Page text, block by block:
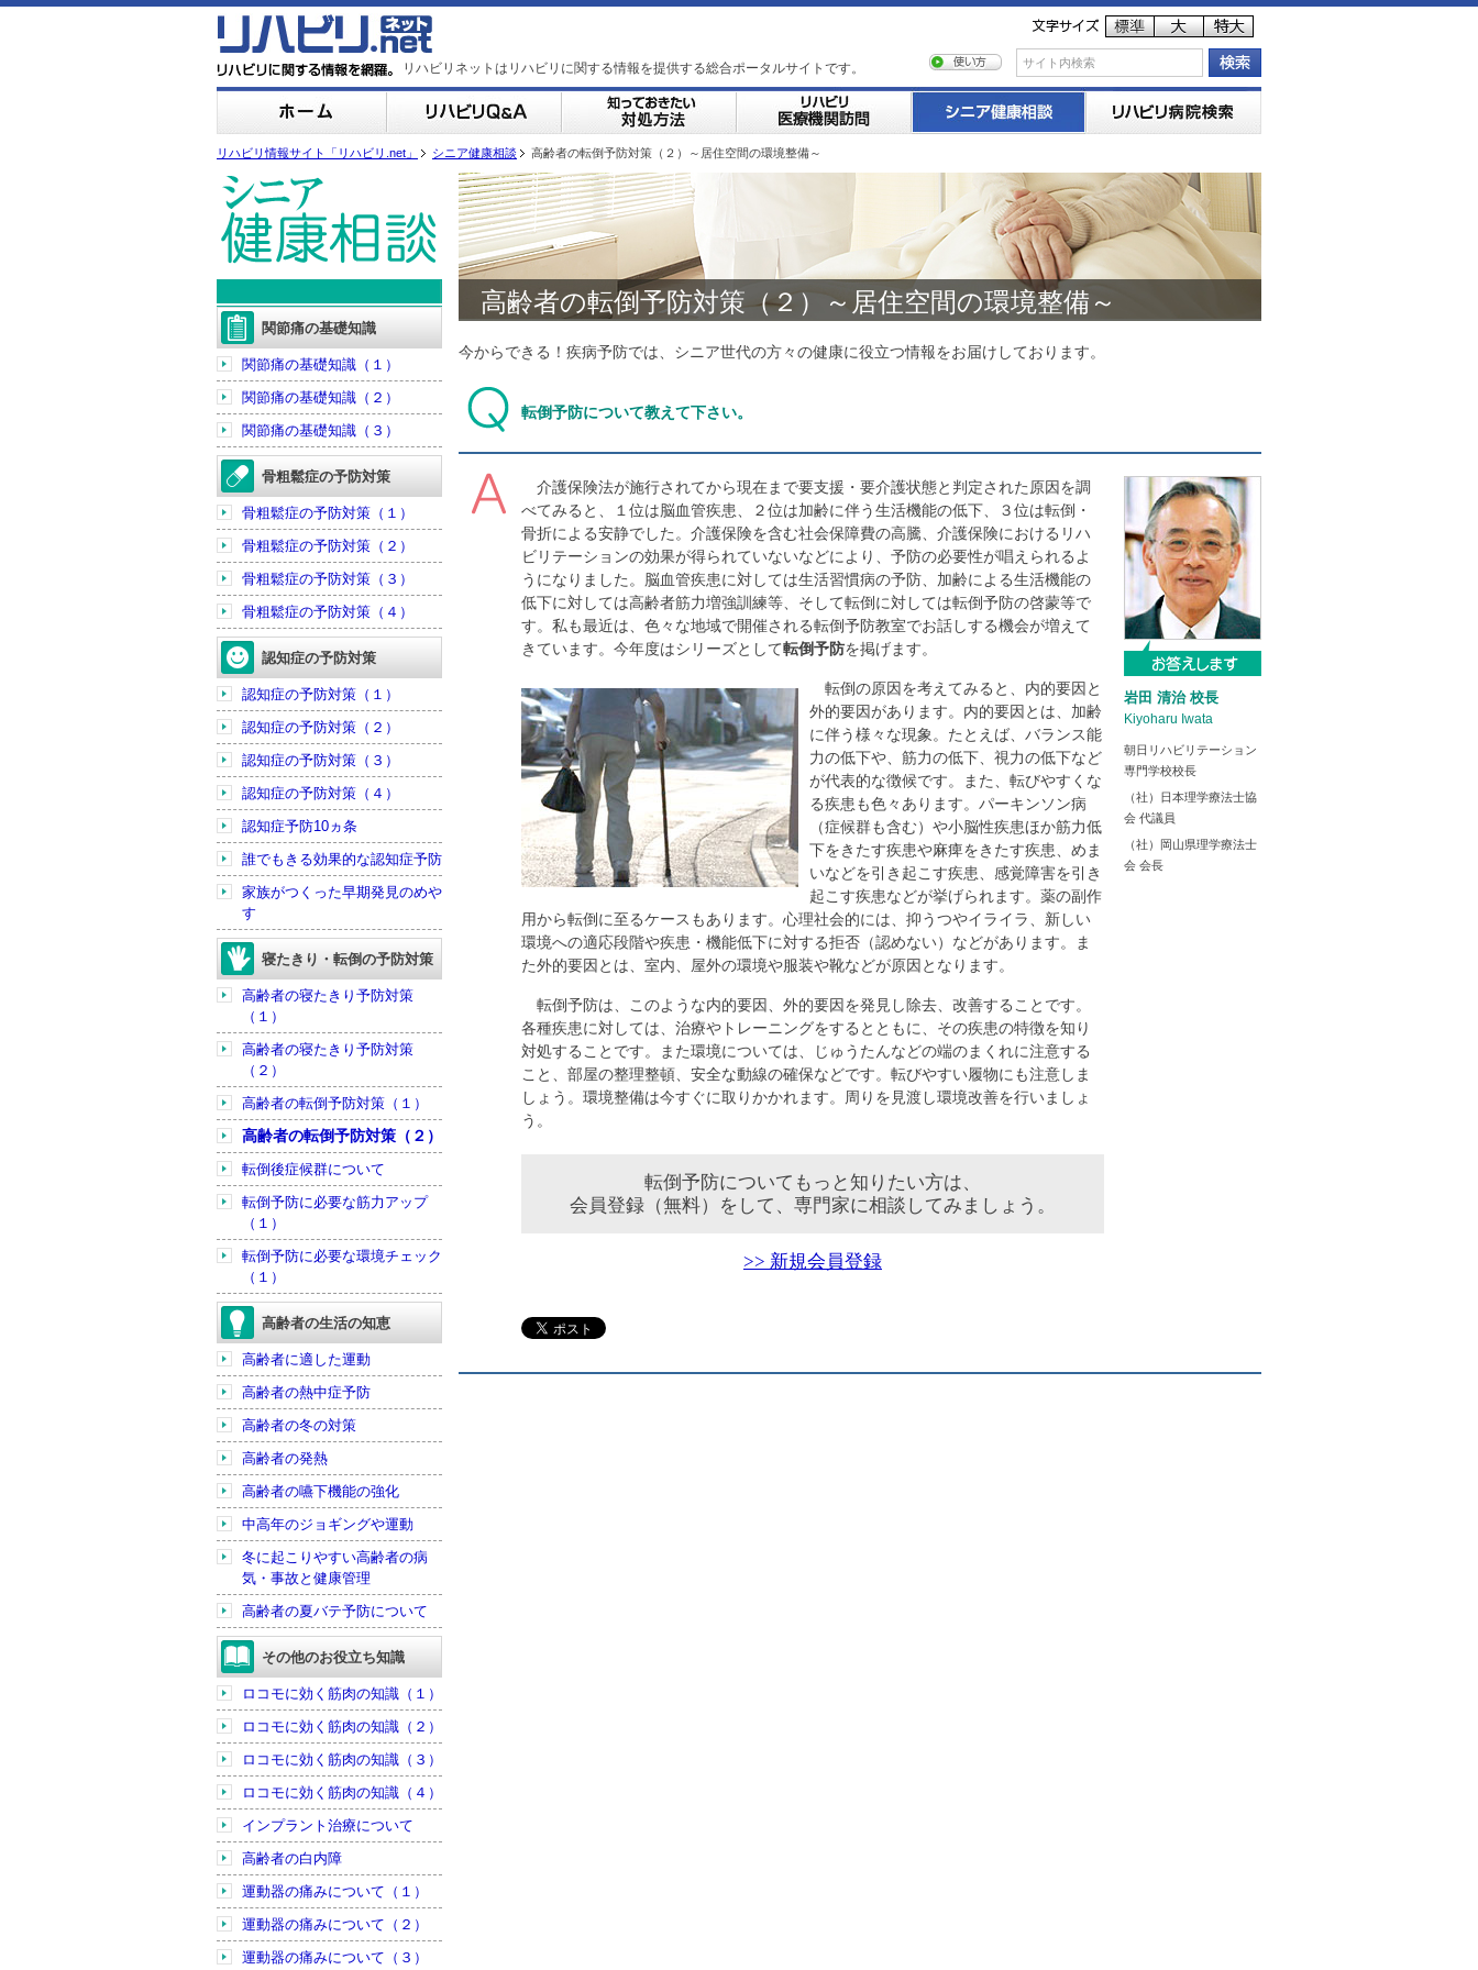
リハビリネットはリハビリに関する情報を提供する総合ポータルサイトです。
リハビリ情報サイト「リハビリ.net」 シニア健康相談 高齢者の転倒予防対策（２）～居住空間の環境整備～
関節痛の基礎知識
関節痛の基礎知識（１）
関節痛の基礎知識（２）
関節痛の基礎知識（３）
骨粗鬆症の予防対策
骨粗鬆症の予防対策（１）
骨粗鬆症の予防対策（２）
骨粗鬆症の予防対策（３）
骨粗鬆症の予防対策（４）
認知症の予防対策
認知症の予防対策（１）
認知症の予防対策（２）
認知症の予防対策（３）
認知症の予防対策（４）
認知症予防10ヵ条
誰でもきる効果的な認知症予防
家族がつくった早期発見のめや
す
寝たきり・転倒の予防対策
高齢者の寝たきり予防対策
（１）
高齢者の寝たきり予防対策
（２）
高齢者の転倒予防対策（１）
高齢者の転倒予防対策（２）
転倒後症候群について
転倒予防に必要な筋力アップ
（１）
転倒予防に必要な環境チェック
（１）
高齢者の生活の知恵
高齢者に適した運動
高齢者の熱中症予防
高齢者の冬の対策
高齢者の発熱
高齢者の嚥下機能の強化
中高年のジョギングや運動
冬に起こりやすい高齢者の病
気・事故と健康管理
高齢者の夏バテ予防について
その他のお役立ち知識
ロコモに効く筋肉の知識（１）
ロコモに効く筋肉の知識（２）
ロコモに効く筋肉の知識（３）
ロコモに効く筋肉の知識（４）
インプラント治療について
高齢者の白内障
運動器の痛みについて（１）
運動器の痛みについて（２）
運動器の痛みについて（３）
高齢者の転倒予防対策（２）～居住空間の環境整備～
今からできる！疾病予防では、シニア世代の方々の健康に役立つ情報をお届けしております。
転倒予防について教えて下さい。
介護保険法が施行されてから現在まで要支援・要介護状態と判定された原因を調
べてみると、１位は脳血管疾患、２位は加齢に伴う生活機能の低下、３位は転倒・
骨折による安静でした。介護保険を含む社会保障費の高騰、介護保険におけるリハ
ビリテーションの効果が得られていないなどにより、予防の必要性が唱えられるよ
うになりました。脳血管疾患に対しては生活習慣病の予防、加齢による生活機能の
低下に対しては高齢者筋力増強訓練等、そして転倒に対しては転倒予防の啓蒙等で
す。私も最近は、色々な地域で開催される転倒予防教室でお話しする機会が増えて
きています。今年度はシリーズとして転倒予防を掲げます。
転倒の原因を考えてみると、内的要因と
外的要因があります。内的要因とは、加齢
に伴う様々な現象。たとえば、バランス能
力の低下や、筋力の低下、視力の低下など
が代表的な徴候です。また、転びやすくな
る疾患も色々あります。パーキンソン病
（症候群も含む）や小脳性疾患ほか筋力低
下をきたす疾患や麻痺をきたす疾患、めま
いなどを引き起こす疾患、感覚障害を引き
起こす疾患などが挙げられます。薬の副作
用から転倒に至るケースもあります。心理社会的には、抑うつやイライラ、新しい
環境への適応段階や疾患・機能低下に対する拒否（認めない）などがあります。ま
た外的要因とは、室内、屋外の環境や服装や靴などが原因となります。
転倒予防は、このような内的要因、外的要因を発見し除去、改善することです。
各種疾患に対しては、治療やトレーニングをするとともに、その疾患の特徴を知り
対処することです。また環境については、じゅうたんなどの端のまくれに注意する
こと、部屋の整理整頓、安全な動線の確保などです。転びやすい履物にも注意しま
しょう。環境整備は今すぐに取りかかれます。周りを見渡し環境改善を行いましょ
う。
転倒予防についてもっと知りたい方は、
会員登録（無料）をして、専門家に相談してみましょう。
>> 新規会員登録
岩田 清治 校長
Kiyoharu Iwata
朝日リハビリテーション
専門学校校長
（社）日本理学療法士協
会 代議員
（社）岡山県理学療法士
会 会長